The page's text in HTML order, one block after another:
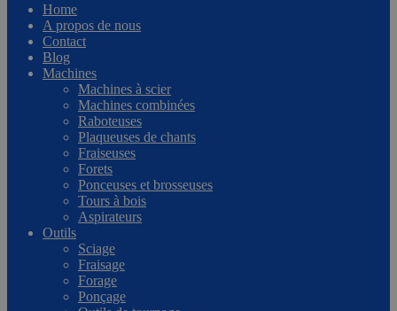
Home
A propos de nous
Contact
Blog
Machines
Machines à scier
Machines combinées
Raboteuses
Plaqueuses de chants
Fraiseuses
Forets
Ponceuses et brosseuses
Tours à bois
Aspirateurs
Outils
Sciage
Fraisage
Forage
Ponçage